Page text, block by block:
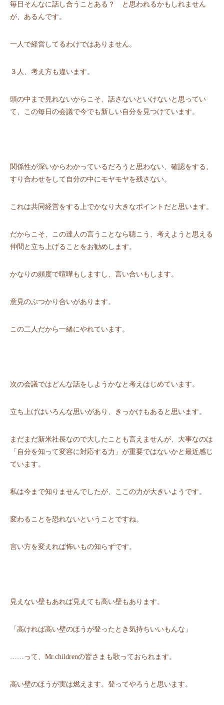
毎日そんなに話し合うことある？ と思われるかもしれません
が、あるんです。
一人で経営してるわけではありません。
３人、考え方も違います。
頭の中まで見れないからこそ、話さないといけないと思ってい
て、この毎日の会議で今でも新しい自分を見つけています。
関係性が深いからわかっているだろうと思わない、確認をする、
すり合わせをして自分の中にモヤモヤを残さない。
これは共同経営をする上でかなり大きなポイントだと思います。
だからこそ、この達人の言うことなら聴こう、考えようと思える
仲間と立ち上げることをお勧めします。
かなりの頻度で喧嘩もしますし、言い合いもします。
意見のぶつかり合いがあります。
この二人だから一緒にやれています。
次の会議ではどんな話をしようかなと考えはじめています。
立ち上げはいろんな思いがあり、きっかけもあると思います。
まだまだ新米社長なので大したことも言えませんが、大事なのは
「自分を知って変容に対応する力」が重要ではないかと最近感じ
ています。
私は今まで知りませんでしたが、ここの力が大きいようです。
変わることを恐れないということですね。
言い方を変えれば怖いもの知らずです。
見えない壁もあれば見えても高い壁もあります。
「高ければ高い壁のほうが登ったとき気持ちいいもんな」
……って、Mr.childrenの皆さまも歌っておられます。
高い壁のほうが実は燃えます。登ってやろうと思います。